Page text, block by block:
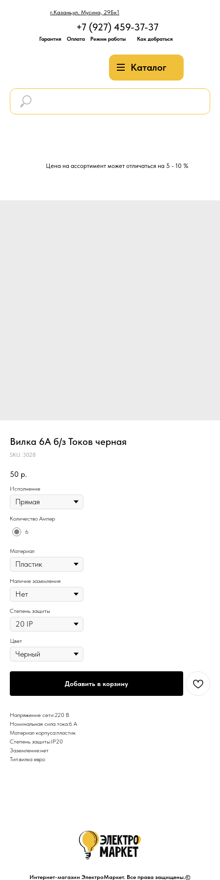
г.Казань,ул. Мусина, 29Бк1
Каталог
+7 (927) 459-37-37
Гарантия Оплата Режим работы Как добраться
Цена на ассортимент может отличаться на 5 - 10 %
Вилка 6А б/з Токов черная
SKU: 3028
50 р.
Исполнение
Количество Ампер
6
Материал
Наличие заземления
Степень защиты
Цвет
Добавить в корзину
Напряжение сети:220 В
Номинальная сила тока:6 А
Материал корпуса:пластик
Степень защиты:IP20
Заземление:нет
Тип:вилка евро
Интернет-магазин ЭлектроМаркет. Все права защищены.©